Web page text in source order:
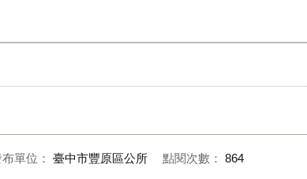
單位： 臺中市豐原區公所 點閱次數： 864